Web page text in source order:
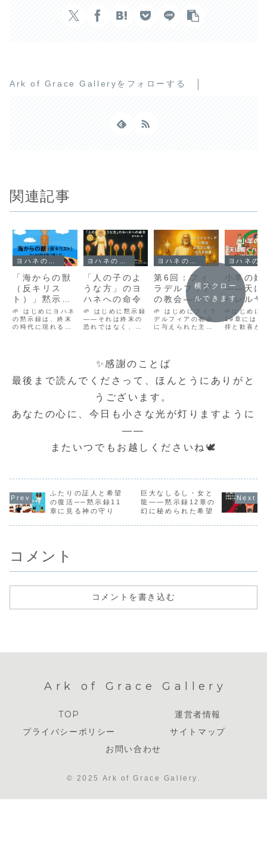
Ark of Grace Galleryをフォローする
関連記事
「海からの獣
（反キリス
ト）」黙示録
13章1–10｜
終末に現れる
偽りの支配者
🌱 はじめにヨハネ
の黙示録は、終末
の時代に現れる
ようとします。し
者たちへの励まし
も同時に伝えてく
「人の子のよ
うな方」のヨ
ハネへの命令
🌱 はじめに黙示録
――それは終末の
恐れではなく、希
ネが見た幻の中に
は、時を超えて語
ざしと語りがあり
示録の冒頭でヨハ
ネが出会った「人
の子のような方」
に焦点をあて、...
第6回：フィ
ラデルフィア
の教会――忠
実さに報いら
れる約束
🌱 はじめにフィラ
デルフィアの教会
に与えられた主の
束に満ちていま
す。厳しい時代の
葉を守り、御名を
に対して、主は大
きな慰めと希望を
語られました。📜
7つの教会と教...
小羊の婚
――天に
ハレルヤ
（黙示
1-10）
🌱はじめに
19章には、
拝と歓喜が
は、「小羊
つきが、婚
う形で描か
横スクロー
ルできます
✨感謝のことば
最後まで読んでくださって、ほんとうにありがと
うございます。
あなたの心に、今日も小さな光が灯りますように
――
またいつでもお越しくださいね🕊️
ふたりの証人と希望
の復活──黙示録11
章に見る神の守り
巨大なしるし・女と
龍――黙示録12章の
幻に秘められた希望
コメント
コメントを書き込む
Ark of Grace Gallery
TOP
運営者情報
プライバシーポリシー
サイトマップ
お問い合わせ
© 2025 Ark of Grace Gallery.